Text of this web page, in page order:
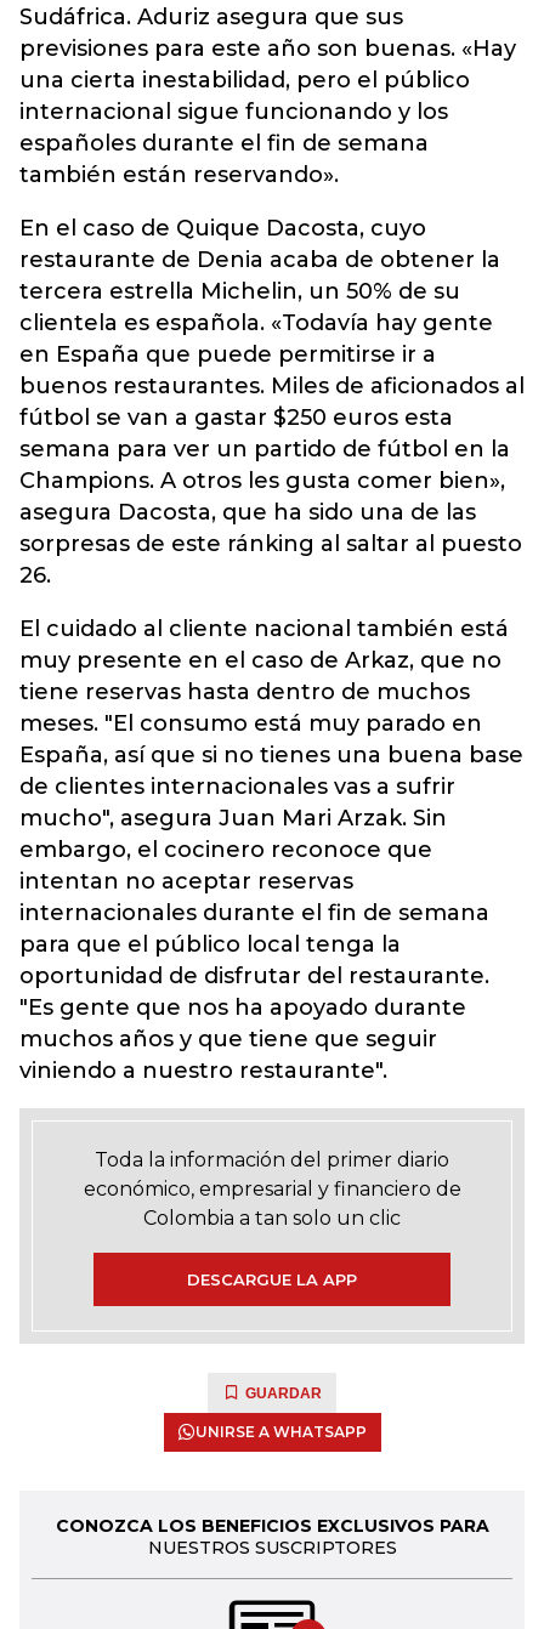
Sudáfrica. Aduriz asegura que sus
previsiones para este año son buenas. «Hay
una cierta inestabilidad, pero el público
internacional sigue funcionando y los
españoles durante el fin de semana
también están reservando».
En el caso de Quique Dacosta, cuyo
restaurante de Denia acaba de obtener la
tercera estrella Michelin, un 50% de su
clientela es española. «Todavía hay gente
en España que puede permitirse ir a
buenos restaurantes. Miles de aficionados al
fútbol se van a gastar $250 euros esta
semana para ver un partido de fútbol en la
Champions. A otros les gusta comer bien»,
asegura Dacosta, que ha sido una de las
sorpresas de este ránking al saltar al puesto
26.
El cuidado al cliente nacional también está
muy presente en el caso de Arkaz, que no
tiene reservas hasta dentro de muchos
meses. "El consumo está muy parado en
España, así que si no tienes una buena base
de clientes internacionales vas a sufrir
mucho", asegura Juan Mari Arzak. Sin
embargo, el cocinero reconoce que
intentan no aceptar reservas
internacionales durante el fin de semana
para que el público local tenga la
oportunidad de disfrutar del restaurante.
"Es gente que nos ha apoyado durante
muchos años y que tiene que seguir
viniendo a nuestro restaurante".
Toda la información del primer diario
económico, empresarial y financiero de
Colombia a tan solo un clic
DESCARGUE LA APP
GUARDAR
UNIRSE A WHATSAPP
CONOZCA LOS BENEFICIOS EXCLUSIVOS PARA
NUESTROS SUSCRIPTORES